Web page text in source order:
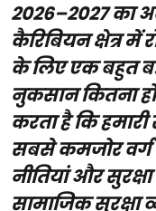
2026–2027 का
कैरिबियन क्षेत्र
के लिए एक बहुत
नुकसान कितना
करता है कि
सबसे कमजोर
नीतियां और
सामाजिक सुरक्षा